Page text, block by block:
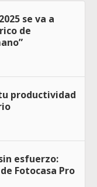
se va a
de
productividad
esfuerzo:
Fotocasa Pro